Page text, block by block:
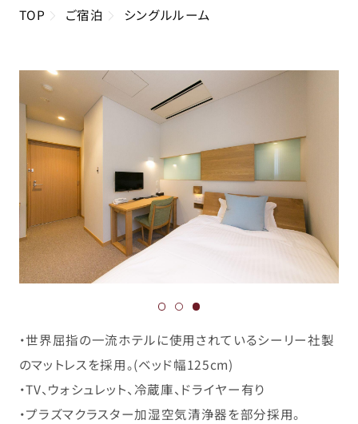
TOP ご宿泊 シングルルーム
・世界屈指の一流ホテルに使用されているシーリー社製
のマットレスを採用。(ベッド幅125cm)
・TV、ウォシュレット、冷蔵庫、ドライヤー有り
・プラズマクラスター加湿空気清浄器を部分採用。